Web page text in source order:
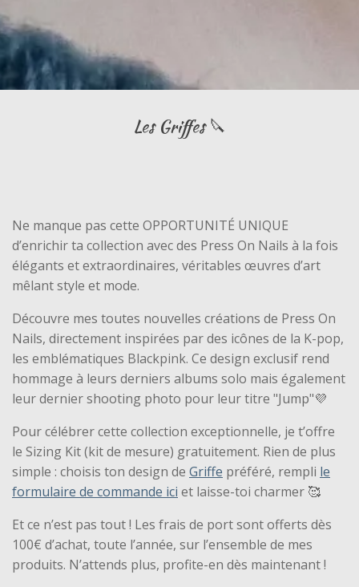
Les Griffes 🔪
Ne manque pas cette OPPORTUNITÉ UNIQUE
d’enrichir ta collection avec des Press On Nails à la fois
élégants et extraordinaires, véritables œuvres d’art
mêlant style et mode.
Découvre mes toutes nouvelles créations de Press On
Nails, directement inspirées par des icônes de la K-pop,
les emblématiques Blackpink. Ce design exclusif rend
hommage à leurs derniers albums solo mais également
leur dernier shooting photo pour leur titre "Jump"💜
Pour célébrer cette collection exceptionnelle, je t’offre
le Sizing Kit (kit de mesure) gratuitement. Rien de plus
simple : choisis ton design de Griffe préféré, rempli le
formulaire de commande ici et laisse-toi charmer 🥰
Et ce n’est pas tout ! Les frais de port sont offerts dès
100€ d’achat, toute l’année, sur l’ensemble de mes
produits. N’attends plus, profite-en dès maintenant !